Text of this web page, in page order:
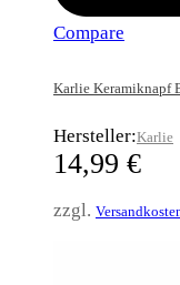
Compare
Karlie Keramiknapf
Hersteller:Karlie
14,99 €
zzgl.